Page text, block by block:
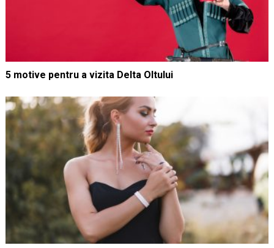
5 motive pentru a vizita Delta Oltului